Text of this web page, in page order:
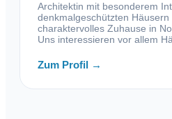
Architektin mit besonderem
denkmalgeschützten Häusern
charaktervolles Zuhause in
Uns interessieren vor allem
Zum Profil →